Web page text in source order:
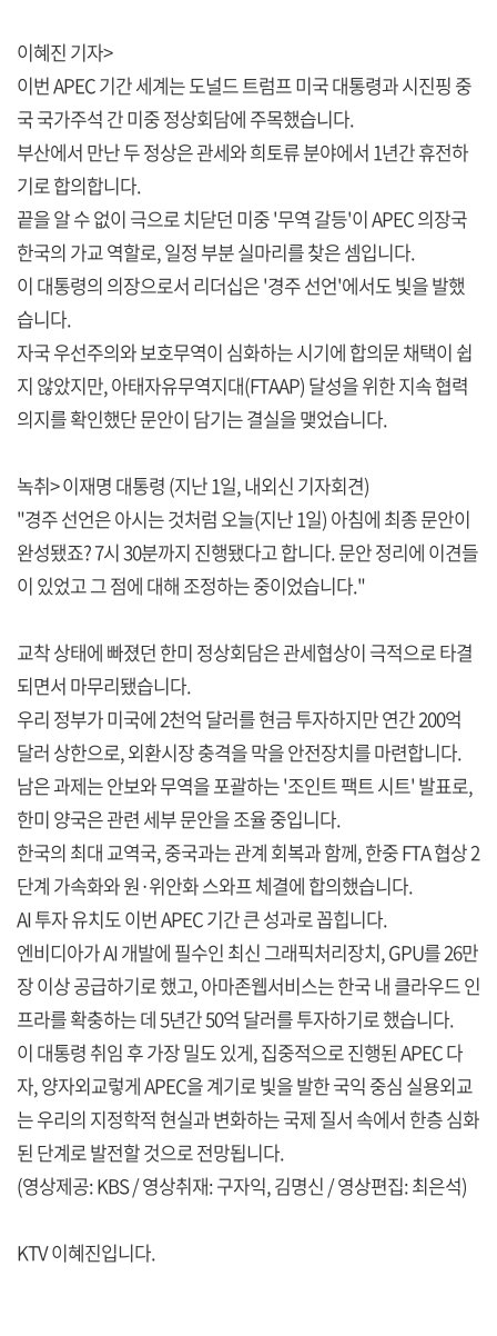
이혜진 기자>
이번 APEC 기간 세계는 도널드 트럼프 미국 대통령과 시진핑 중
국 국가주석 간 미중 정상회담에 주목했습니다.
부산에서 만난 두 정상은 관세와 희토류 분야에서 1년간 휴전하
기로 합의합니다.
끝을 알 수 없이 극으로 치닫던 미중 '무역 갈등'이 APEC 의장국
한국의 가교 역할로, 일정 부분 실마리를 찾은 셈입니다.
이 대통령의 의장으로서 리더십은 '경주 선언'에서도 빛을 발했
습니다.
자국 우선주의와 보호무역이 심화하는 시기에 합의문 채택이 쉽
지 않았지만, 아태자유무역지대(FTAAP) 달성을 위한 지속 협력
의지를 확인했단 문안이 담기는 결실을 맺었습니다.
녹취> 이재명 대통령 (지난 1일, 내외신 기자회견)
"경주 선언은 아시는 것처럼 오늘(지난 1일) 아침에 최종 문안이
완성됐죠? 7시 30분까지 진행됐다고 합니다. 문안 정리에 이견들
이 있었고 그 점에 대해 조정하는 중이었습니다."
교착 상태에 빠졌던 한미 정상회담은 관세협상이 극적으로 타결
되면서 마무리됐습니다.
우리 정부가 미국에 2천억 달러를 현금 투자하지만 연간 200억
달러 상한으로, 외환시장 충격을 막을 안전장치를 마련합니다.
남은 과제는 안보와 무역을 포괄하는 '조인트 팩트 시트' 발표로,
한미 양국은 관련 세부 문안을 조율 중입니다.
한국의 최대 교역국, 중국과는 관계 회복과 함께, 한중 FTA 협상 2
단계 가속화와 원·위안화 스와프 체결에 합의했습니다.
AI 투자 유치도 이번 APEC 기간 큰 성과로 꼽힙니다.
엔비디아가 AI 개발에 필수인 최신 그래픽처리장치, GPU를 26만
장 이상 공급하기로 했고, 아마존웹서비스는 한국 내 클라우드 인
프라를 확충하는 데 5년간 50억 달러를 투자하기로 했습니다.
이 대통령 취임 후 가장 밀도 있게, 집중적으로 진행된 APEC 다
자, 양자외교렇게 APEC을 계기로 빛을 발한 국익 중심 실용외교
는 우리의 지정학적 현실과 변화하는 국제 질서 속에서 한층 심화
된 단계로 발전할 것으로 전망됩니다.
(영상제공: KBS / 영상취재: 구자익, 김명신 / 영상편집: 최은석)
KTV 이혜진입니다.